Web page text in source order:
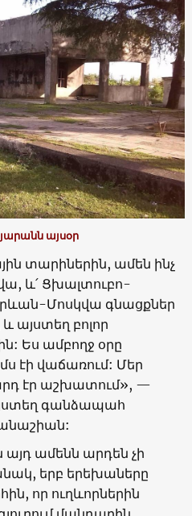
այսօր
տարիներին, ամեն ինչ
և՛ Ցխալտուբո-
Մոսկվա գնացքներ
և այստեղ բոլոր
Ես ամբողջ օրը
էի վաճառում: Մեր
էր աշխատում», —
գանձապահ
ամենն արդեն չի
երբ երեխաները
որ ուղևորներին